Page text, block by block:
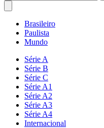
Brasileiro
Paulista
Mundo
Série A
Série B
Série C
Série A1
Série A2
Série A3
Série A4
Internacional